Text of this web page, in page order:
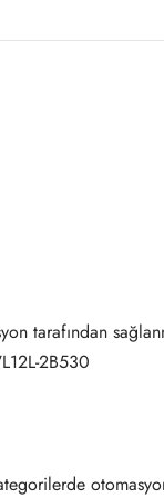
tarafından
2B530